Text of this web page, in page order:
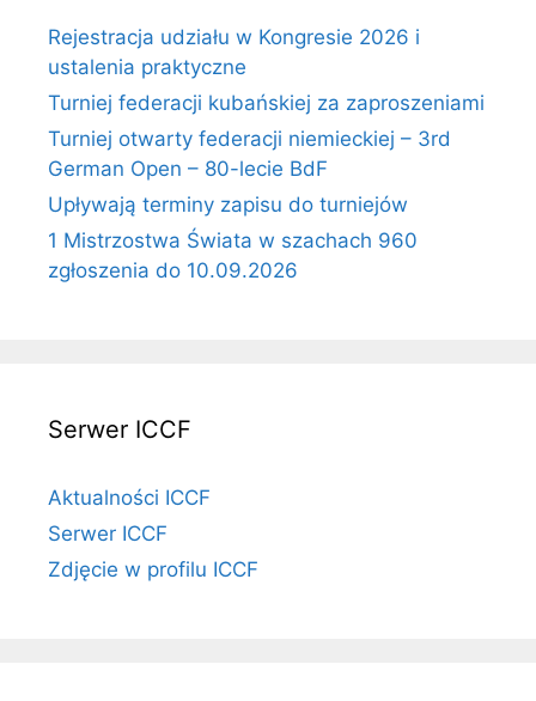
Rejestracja udziału w Kongresie 2026 i
ustalenia praktyczne
Turniej federacji kubańskiej za zaproszeniami
Turniej otwarty federacji niemieckiej – 3rd
German Open – 80-lecie BdF
Upływają terminy zapisu do turniejów
1 Mistrzostwa Świata w szachach 960
zgłoszenia do 10.09.2026
Serwer ICCF
Aktualności ICCF
Serwer ICCF
Zdjęcie w profilu ICCF